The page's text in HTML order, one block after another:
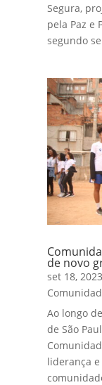
Segura,
pela Paz e
segundo
de novo
set 18, 2023
Ao longo
de São
liderança